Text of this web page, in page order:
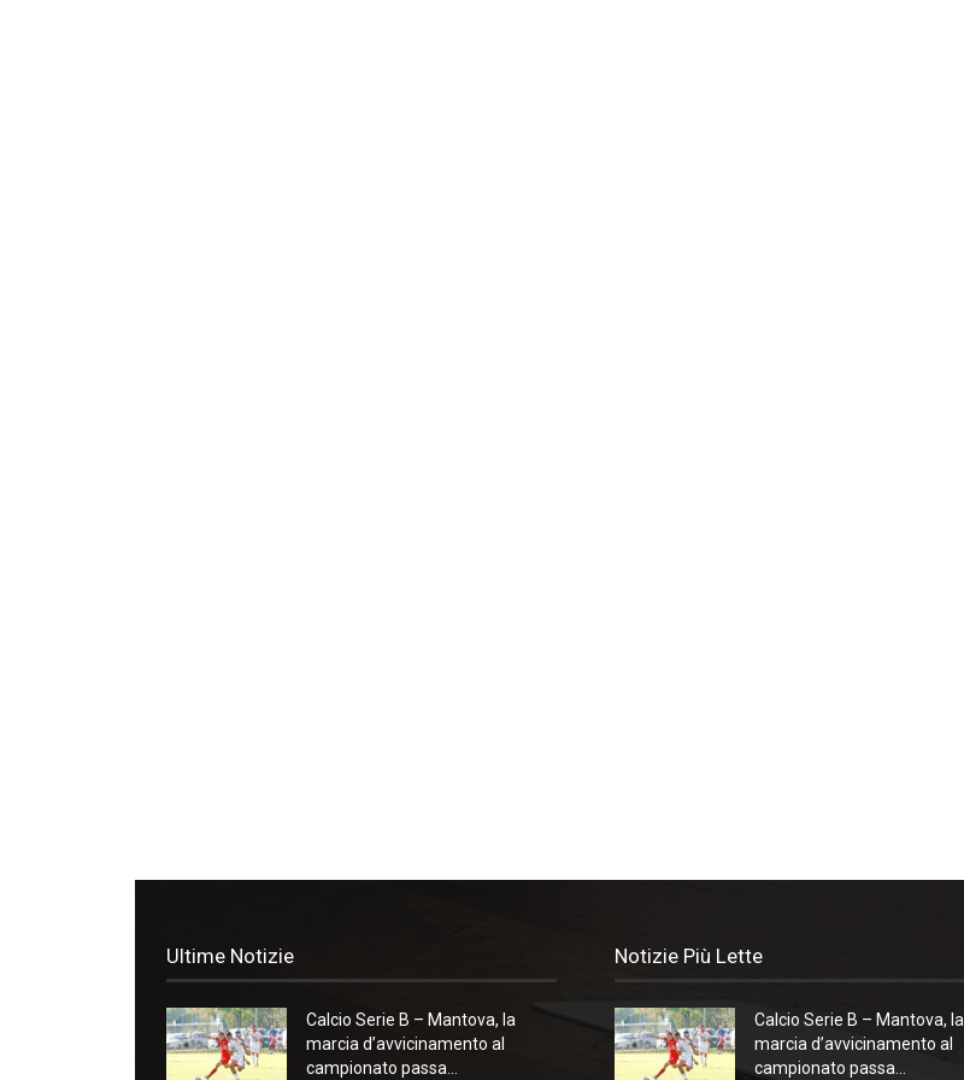
Ultime Notizie
Calcio Serie B – Mantova, la
marcia d’avvicinamento al
campionato passa...
Notizie Più Lette
Calcio Serie B – Mantova, la
marcia d’avvicinamento al
campionato passa...